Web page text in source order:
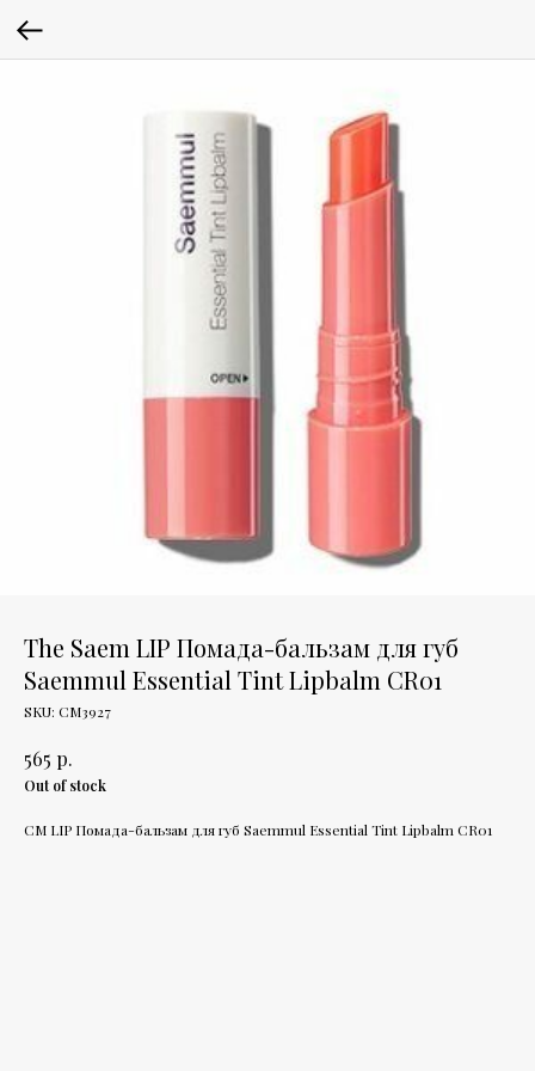
The Saem LIP Помада-бальзам для губ
Saemmul Essential Tint Lipbalm CR01
SKU: СМ3927
565 р.
Out of stock
СМ LIP Помада-бальзам для губ Saemmul Essential Tint Lipbalm CR01